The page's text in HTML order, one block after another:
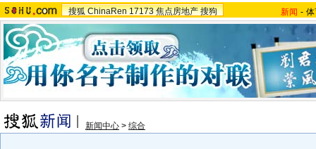
搜狐 ChinaRen 17173 焦点房地产 搜狗 新闻 -
新闻中心 > 综合